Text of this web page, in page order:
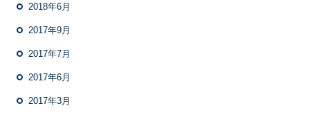
2018年6月
2017年9月
2017年7月
2017年6月
2017年3月